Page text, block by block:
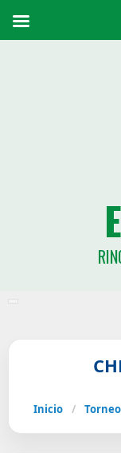
Inicio /